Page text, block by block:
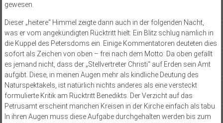
gewesen.
Dieser „heitere“ Himmel zeigte dann auch in der folgenden Nacht,
was er vom angekündigten Rücktritt hielt: Ein Blitz schlug nämlich in
die Kuppel des Petersdoms ein. Einige Kommentatoren deuteten dies
sofort als Zeichen von oben – frei nach dem Motto: Da oben gefällt
es jemand nicht, dass der „Stellvertreter Christi“ auf Erden sein Amt
aufgibt. Diese, in meinen Augen mehr als kindliche Deutung des
Naturspektakels, ist natürlich nichts anderes als eine versteckt
formulierte Kritik am Rücktritt Benedikts. Der Verzicht auf das
Petrusamt erscheint manchen Kreisen in der Kirche einfach als tabu.
In ihren Augen muss diese Aufgabe durchgehalten werden bis zum